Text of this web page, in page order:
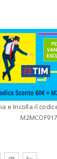
e Incolla il